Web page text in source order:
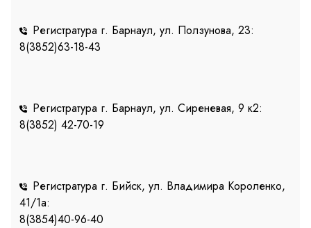
Регистратура г. Барнаул, ул. Ползунова, 23:
8(3852)63-18-43
Регистратура г. Барнаул, ул. Сиреневая, 9 к2:
8(3852) 42-70-19
Регистратура г. Бийск, ул. Владимира Короленко,
41/1a:
8(3854)40-96-40